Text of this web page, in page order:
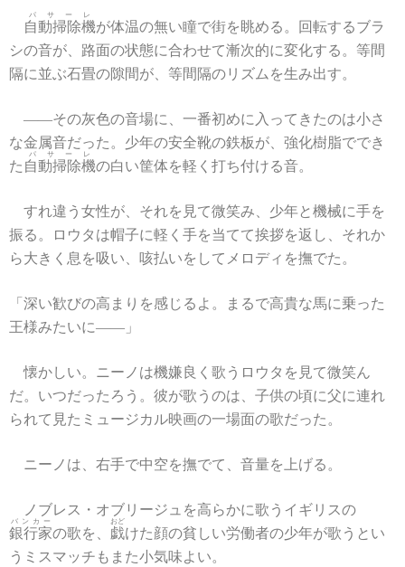
自動掃除機
パサーレ
が体温の無い瞳で街を眺める。回転するブラ
シの音が、路面の状態に合わせて漸次的に変化する。等間
隔に並ぶ石畳の隙間が、等間隔のリズムを生み出す。
――その灰色の音場に、一番初めに入ってきたのは小さ
な金属音だった。少年の安全靴の鉄板が、強化樹脂ででき
た 自動掃除機
パサーレ
の白い筐体を軽く打ち付ける音。
すれ違う女性が、それを見て微笑み、少年と機械に手を
振る。ロウタは帽子に軽く手を当てて挨拶を返し、それか
ら大きく息を吸い、咳払いをしてメロディを撫でた。
「深い歓びの高まりを感じるよ。まるで高貴な馬に乗った
王様みたいに――」
懐かしい。ニーノは機嫌良く歌うロウタを見て微笑ん
だ。いつだったろう。彼が歌うのは、子供の頃に父に連れ
られて見たミュージカル映画の一場面の歌だった。
ニーノは、右手で中空を撫でて、音量を上げる。
ノブレス・オブリージュを高らかに歌うイギリスの
銀行家
バンカー
の歌を、 戯
おど
けた顔の貧しい労働者の少年が歌うとい
うミスマッチもまた小気味よい。